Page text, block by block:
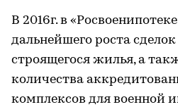
В 2016г. в
дальнейшего роста
строящегося жилья, а
количества
комплексов для военной